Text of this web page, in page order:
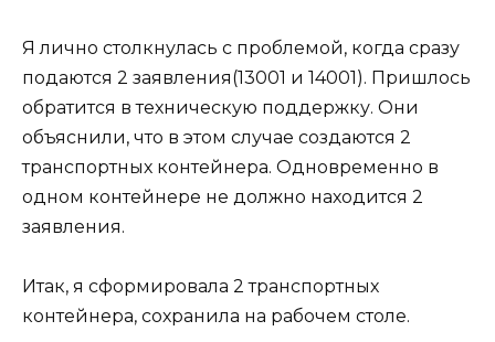
Я лично столкнулась с проблемой, когда сразу
подаются 2 заявления(13001 и 14001). Пришлось
обратится в техническую поддержку. Они
объяснили, что в этом случае создаются 2
транспортных контейнера. Одновременно в
одном контейнере не должно находится 2
заявления.
Итак, я сформировала 2 транспортных
контейнера, сохранила на рабочем столе.